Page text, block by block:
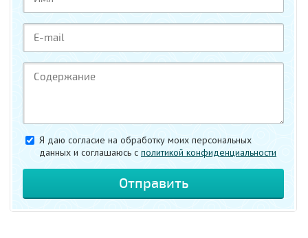
Я даю согласие на обработку моих персональных
данных и соглашаюсь c политикой конфиденциальности